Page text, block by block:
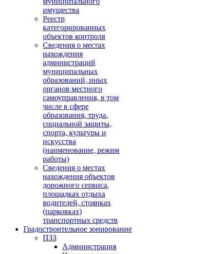
имущества
Реестр
категорированных
объектов контроля
Сведения о местах
нахождения
администраций
муниципальных
образований, иных
органов местного
самоуправления, в том
числе в сфере
образования, труда,
социальной защиты,
спорта, культуры и
искусства
(наименование, режим
работы)
Сведения о местах
нахождения объектов
дорожного сервиса,
площадках отдыха
водителей, стоянках
(парковках)
транспортных средств
Градостроительное зонирование
ПЗЗ
Администрация